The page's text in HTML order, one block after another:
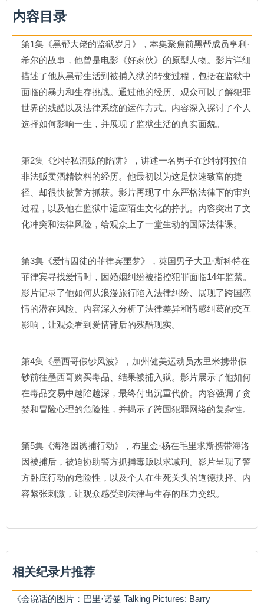
内容目录
第1集《黑帮大佬的监狱岁月》，本集聚焦前黑帮成员亨利·
希尔的故事，他曾是电影《好家伙》的原型人物。影片详细
描述了他从黑帮生活到被捕入狱的转变过程，包括在监狱中
面临的暴力和生存挑战。通过他的经历、观众可以了解犯罪
世界的残酷以及法律系统的运作方式。内容深入探讨了个人
选择如何影响一生，并展现了监狱生活的真实面貌。
第2集《沙特私酒贩的陷阱》，讲述一名男子在沙特阿拉伯
非法贩卖酒精饮料的经历。他最初以为这是快速致富的捷
径、却很快被警方抓获。影片再现了中东严格法律下的审判
过程，以及他在监狱中适应陌生文化的挣扎。内容突出了文
化冲突和法律风险，给观众上了一堂生动的国际法律课。
第3集《爱情囚徒的菲律宾噩梦》，英国男子大卫·斯科特在
菲律宾寻找爱情时，因婚姻纠纷被指控犯罪面临14年监禁。
影片记录了他如何从浪漫旅行陷入法律纠纷、展现了跨国恋
情的潜在风险。内容深入分析了法律差异和情感纠葛的交互
影响，让观众看到爱情背后的残酷现实。
第4集《墨西哥假钞风波》，加州健美运动员杰里米携带假
钞前往墨西哥购买毒品、结果被捕入狱。影片展示了他如何
在毒品交易中越陷越深，最终付出沉重代价。内容强调了贪
婪和冒险心理的危险性，并揭示了跨国犯罪网络的复杂性。
第5集《海洛因诱捕行动》，布里金·杨在毛里求斯携带海洛
因被捕后，被迫协助警方抓捕毒贩以求减刑。影片呈现了警
方卧底行动的危险性，以及个人在生死关头的道德抉择。内
容紧张刺激，让观众感受到法律与生存的压力交织。
相关纪录片推荐
《会说话的图片：巴里·诺曼 Talking Pictures: Barry